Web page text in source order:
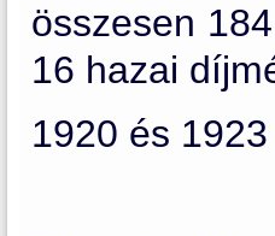
összesen
16 hazai
1920 és